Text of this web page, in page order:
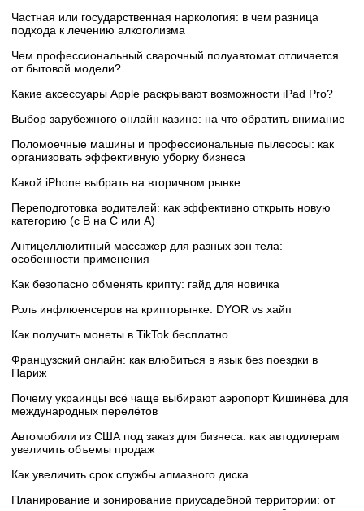
Частная или государственная наркология: в чем разница
подхода к лечению алкоголизма
Чем профессиональный сварочный полуавтомат отличается
от бытовой модели?
Какие аксессуары Apple раскрывают возможности iPad Pro?
Выбор зарубежного онлайн казино: на что обратить внимание
Поломоечные машины и профессиональные пылесосы: как
организовать эффективную уборку бизнеса
Какой iPhone выбрать на вторичном рынке
Переподготовка водителей: как эффективно открыть новую
категорию (с B на C или А)
Антицеллюлитный массажер для разных зон тела:
особенности применения
Как безопасно обменять крипту: гайд для новичка
Роль инфлюенсеров на крипторынке: DYOR vs хайп
Как получить монеты в TikTok бесплатно
Французский онлайн: как влюбиться в язык без поездки в
Париж
Почему украинцы всё чаще выбирают аэропорт Кишинёва для
международных перелётов
Автомобили из США под заказ для бизнеса: как автодилерам
увеличить объемы продаж
Как увеличить срок службы алмазного диска
Планирование и зонирование приусадебной территории: от